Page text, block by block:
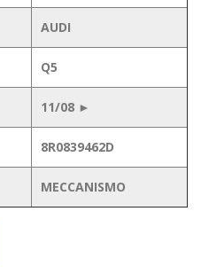
AUDI
Q5
11/08 ►
8R0839462D
MECCANISMO